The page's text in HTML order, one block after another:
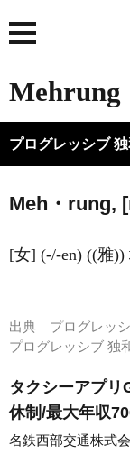
Mehrung
プログレッシブ
Meh・rung,
[女] (-/-en) ((雅))
出典 プログレッ
プログレッシブ
タクシーアプリ
休制/最大年収
名鉄西部交通株式